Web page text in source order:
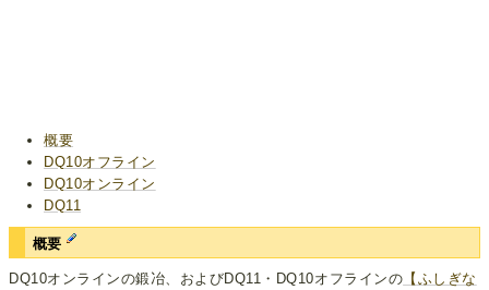
概要
DQ10オフライン
DQ10オンライン
DQ11
概要
DQ10オンラインの鍛冶、およびDQ11・DQ10オフラインの 【ふしぎな